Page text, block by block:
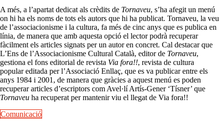
A més, a l’apartat dedicat als crèdits de Tornaveu, s’ha afegit un menú
on hi ha els noms de tots els autors que hi ha publicat. Tornaveu, la veu
de l’associacionisme i la cultura, fa més de cinc anys que es publica en
línia, de manera que amb aquesta opció el lector podrà recuperar
fàcilment els articles signats per un autor en concret. Cal destacar que
L’Ens de l’Associacionisme Cultural Català, editor de Tornaveu,
gestiona el fons editorial de revista Via fora!!, revista de cultura
popular editada per l’Associació Enllaç, que es va publicar entre els
anys 1984 i 2001, de manera que gràcies a aquest menú es poden
recuperar articles d’escriptors com Avel·lí Artís-Gener ‘Tísner’ que
Tornaveu ha recuperat per mantenir viu el llegat de Via fora!!
Comunicació